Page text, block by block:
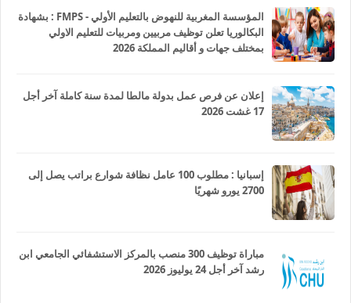
المؤسسة المغربية للنهوض بالتعليم الأولي - FMPS : بشهادة
البكالوريا تعلن توظيف مربيين ومربيات للتعليم الاولي
بمختلف جهات و أقاليم المملكة 2026
إعلان عن فرص عمل بدولة مالطا لمدة سنة كاملة آخر أجل
17 غشت 2026
إسبانيا : مطلوب 100 عامل نظافة شوارع براتب يصل إلى
2700 يورو شهريًا
مباراة توظيف 300 منصب بالمركز الاستشفائي الجامعي ابن
رشد آخر أجل 24 يوليوز 2026